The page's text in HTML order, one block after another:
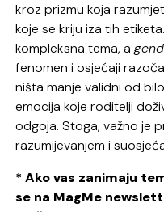
kroz prizmu koja
koje se kriju iza tih
kompleksna tema, a
fenomen i osjećaji
ništa manje validni od
emocija koje roditelji
odgoja. Stoga, važno je
razumijevanjem i
* Ako vas zanimaju
se na MagMe